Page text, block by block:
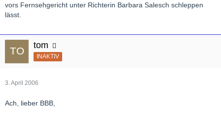
vors Fernsehgericht unter Richterin Barbara Salesch schleppen
lässt.
tom
INAKTIV
3. April 2006
Ach, lieber BBB,